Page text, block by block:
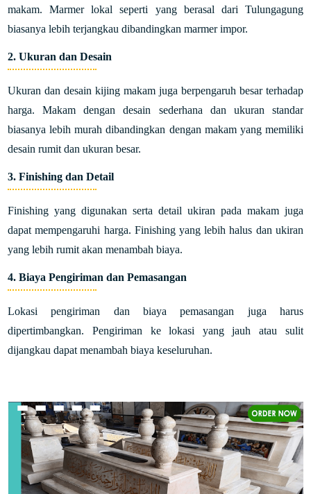
makam. Marmer lokal seperti yang berasal dari Tulungagung
biasanya lebih terjangkau dibandingkan marmer impor.
2. Ukuran dan Desain
Ukuran dan desain kijing makam juga berpengaruh besar terhadap
harga. Makam dengan desain sederhana dan ukuran standar
biasanya lebih murah dibandingkan dengan makam yang memiliki
desain rumit dan ukuran besar.
3. Finishing dan Detail
Finishing yang digunakan serta detail ukiran pada makam juga
dapat mempengaruhi harga. Finishing yang lebih halus dan ukiran
yang lebih rumit akan menambah biaya.
4. Biaya Pengiriman dan Pemasangan
Lokasi pengiriman dan biaya pemasangan juga harus
dipertimbangkan. Pengiriman ke lokasi yang jauh atau sulit
dijangkau dapat menambah biaya keseluruhan.